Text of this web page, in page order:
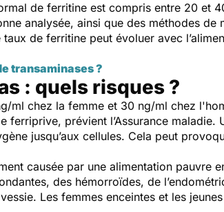
de ferritine est compris entre 20 et
analysée, ainsi que des méthodes
de ferritine peut évoluer avec
transaminases ?
: quels risques ?
ml chez la femme et 30 ng/ml chez
ferriprive, prévient l’Assurance maladie.
jusqu’aux cellules. Cela peut
causée par une alimentation pauvre
des hémorroïdes, de
Les femmes enceintes et les